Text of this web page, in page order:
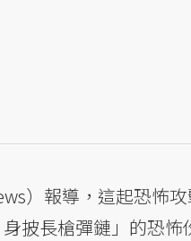
）報導，這起恐怖
披長槍彈鏈」的恐